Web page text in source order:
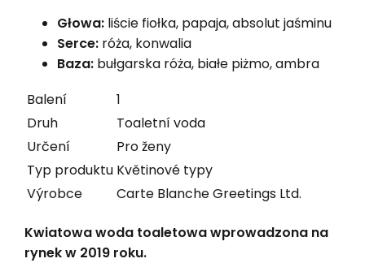
Głowa: liście fiołka, papaja, absolut jaśminu
Serce: róża, konwalia
Baza: bułgarska róża, białe piżmo, ambra
Balení
1
Druh
Toaletní voda
Určení
Pro ženy
Typ produktu Květinové typy
Výrobce
Carte Blanche Greetings Ltd.
Kwiatowa woda toaletowa wprowadzona na
rynek w 2019 roku.